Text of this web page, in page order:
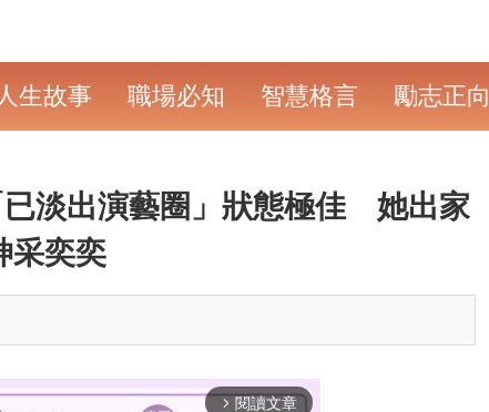
生故事 職場必知 智慧格言 勵志正向
淡出演藝圈」狀態極佳 她出家
采奕奕
arrow_forward_ios 閱讀文章